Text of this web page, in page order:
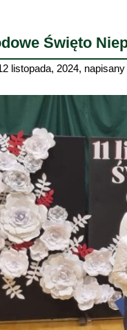
Święto
listopada, 2024,